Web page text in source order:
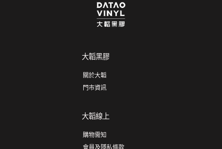
大韜黑膠
關於大韜
門市資訊
大韜線上
購物需知